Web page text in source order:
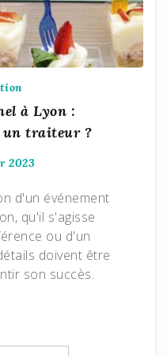
à Lyon :
un traiteur ?
2023
d'un événement
qu'il s'agisse
ou d'un
doivent être
son succès.